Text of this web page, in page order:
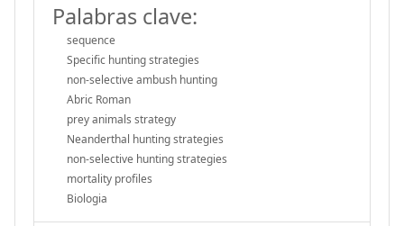
Palabras clave:
sequence
Specific hunting strategies
non-selective ambush hunting
Abric Roman
prey animals strategy
Neanderthal hunting strategies
non-selective hunting strategies
mortality profiles
Biologia